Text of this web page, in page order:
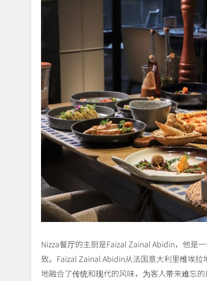
Nizza餐厅的主厨是Faizal Zainal Abidin，他是
致。Faizal Zainal Abidin从法国意大利里维埃
地融合了传统和现代的风味，为客人带来难忘的